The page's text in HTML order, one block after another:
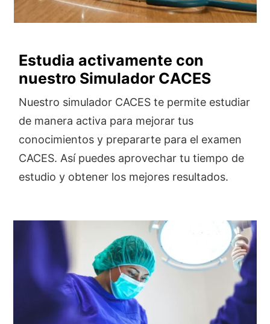
Estudia activamente con
nuestro Simulador CACES
Nuestro simulador CACES te permite estudiar
de manera activa para mejorar tus
conocimientos y prepararte para el examen
CACES. Así puedes aprovechar tu tiempo de
estudio y obtener los mejores resultados.